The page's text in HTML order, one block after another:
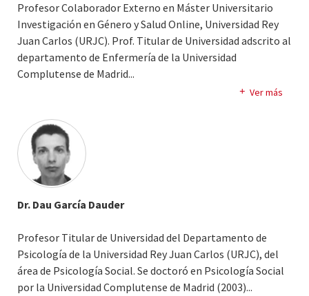
Cirugía Torácica (SEPAR).
Profesor Colaborador Externo en Máster Universitario
Investigación en Género y Salud Online, Universidad Rey
Juan Carlos (URJC). Prof. Titular de Universidad adscrito al
departamento de Enfermería de la Universidad
Complutense de Madrid...
Doctor por la Universidad Rey Juan Carlos. Diplomado en
Diplomado en Podología por la Universidad Complutense
de Madrid. Máster en investigación en cuidados en Salud
por la Universidad Complutense de Madrid. Especialista en
Fisioterapia Deportiva por la Universidad Complutense de
Madrid. Experto en Fisioterapia Deportiva Universidad por
la Universidad Complutense de Madrid.
Ver más
Dr. Dau García Dauder
Profesor Titular de Universidad del Departamento de
Psicología de la Universidad Rey Juan Carlos (URJC), del
área de Psicología Social. Se doctoró en Psicología Social
por la Universidad Complutense de Madrid (2003)...